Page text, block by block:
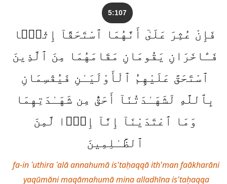
5:107
فَإِنْ عُثِرَ عَلَىٰٓ أَنَّهُمَا ٱسْتَحَقَّآ إِثْمًۭا
فَـَٔاخَرَانِ يَقُومَانِ مَقَامَهُمَا مِنَ ٱلَّذِينَ
ٱسْتَحَقَّ عَلَيْهِمُ ٱلْأَوْلَيَـٰنِ فَيُقْسِمَانِ
بِٱللَّهِ لَشَهَـٰدَتُنَآ أَحَقُّ مِن شَهَـٰدَتِهِمَا
وَمَا ٱعْتَدَيْنَآ إِنَّآ إِذًۭا لَّمِنَ
ٱلظَّـٰلِمِينَ
fa-in ʿuthira ʿalā annahumā is'taḥaqqā ith'man faākharāni
yaqūmāni maqāmahumā mina alladhīna is'taḥaqqa